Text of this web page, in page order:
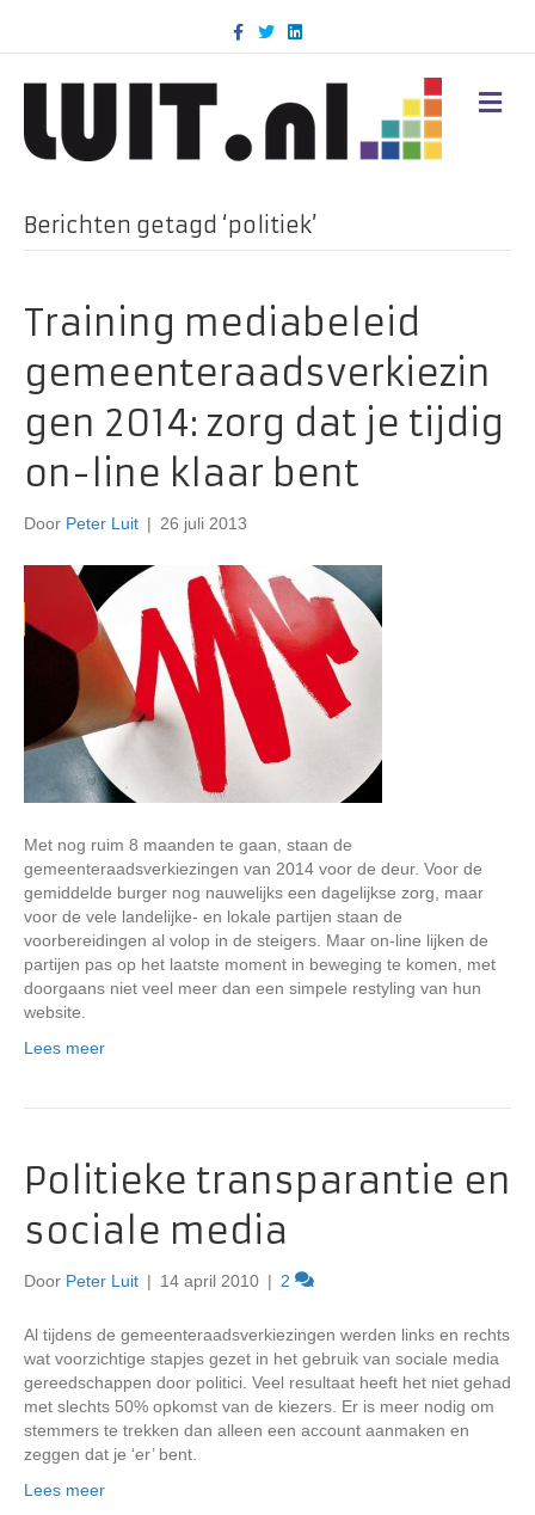
c
k
T
w
i
n
d
M
E
Berichten getagd ‘politiek’
Training mediabeleid
gemeenteraadsverkiezin
gen 2014: zorg dat je tijdig
on-line klaar bent
Door Peter Luit | 26 juli 2013
Met nog ruim 8 maanden te gaan, staan de
gemeenteraadsverkiezingen van 2014 voor de deur. Voor de
gemiddelde burger nog nauwelijks een dagelijkse zorg, maar
voor de vele landelijke- en lokale partijen staan de
voorbereidingen al volop in de steigers. Maar on-line lijken de
partijen pas op het laatste moment in beweging te komen, met
doorgaans niet veel meer dan een simpele restyling van hun
website.
Lees meer
Politieke transparantie en
sociale media
Door Peter Luit | 14 april 2010 | 2
Al tijdens de gemeenteraadsverkiezingen werden links en rechts
wat voorzichtige stapjes gezet in het gebruik van sociale media
gereedschappen door politici. Veel resultaat heeft het niet gehad
met slechts 50% opkomst van de kiezers. Er is meer nodig om
stemmers te trekken dan alleen een account aanmaken en
zeggen dat je ‘er’ bent.
Lees meer